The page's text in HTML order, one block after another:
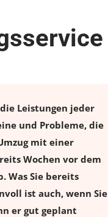
Leistungen jeder
und Probleme, die
mit einer
Wochen vor dem
Was Sie bereits
ist auch, wenn Sie
er gut geplant